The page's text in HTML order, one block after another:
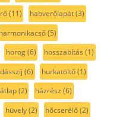
(11) habverőlapát(3)
harmonikacső(5)
horog(6) hosszabítás (1)
(6) hurkatöltő(1)
(2) házrész (6)
hüvely(2) hőcserélő(2)